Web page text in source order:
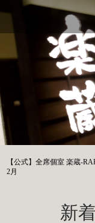
【公式】全席個室 楽蔵
2月
新